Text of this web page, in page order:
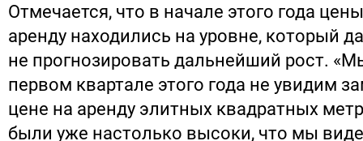
Отмечается, что в начале этого года
аренду находились на уровне, который
не прогнозировать дальнейший рост.
первом квартале этого года не увидим
цене на аренду элитных квадратных
были уже настолько высоки, что мы